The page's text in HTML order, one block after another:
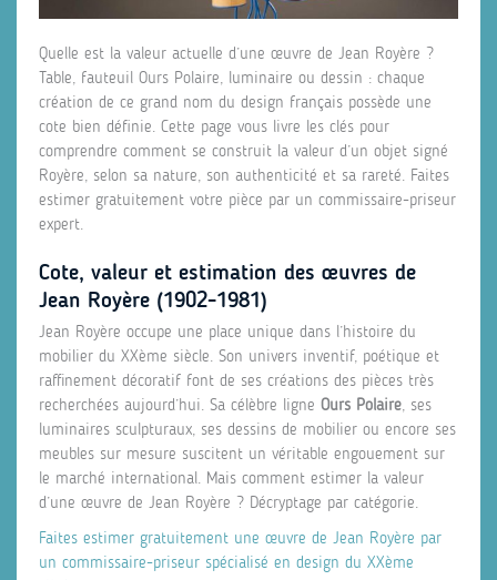
Quelle est la valeur actuelle d’une œuvre de Jean Royère ?
Table, fauteuil Ours Polaire, luminaire ou dessin : chaque
création de ce grand nom du design français possède une
cote bien définie. Cette page vous livre les clés pour
comprendre comment se construit la valeur d’un objet signé
Royère, selon sa nature, son authenticité et sa rareté. Faites
estimer gratuitement votre pièce par un commissaire-priseur
expert.
Cote, valeur et estimation des œuvres de
Jean Royère (1902-1981)
Jean Royère occupe une place unique dans l’histoire du
mobilier du XXème siècle. Son univers inventif, poétique et
raffinement décoratif font de ses créations des pièces très
recherchées aujourd’hui. Sa célèbre ligne Ours Polaire, ses
luminaires sculpturaux, ses dessins de mobilier ou encore ses
meubles sur mesure suscitent un véritable engouement sur
le marché international. Mais comment estimer la valeur
d’une œuvre de Jean Royère ? Décryptage par catégorie.
Faites estimer gratuitement une œuvre de Jean Royère par
un commissaire-priseur spécialisé en design du XXème